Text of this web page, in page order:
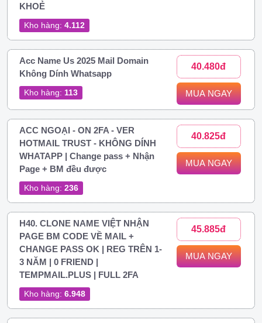
KHOẺ
Kho hàng: 4.112
Acc Name Us 2025 Mail Domain
Không Dính Whatsapp
Kho hàng: 113
40.480đ
MUA NGAY
ACC NGOẠI - ON 2FA - VER
HOTMAIL TRUST - KHÔNG DÍNH
WHATAPP | Change pass + Nhận
Page + BM đều được
Kho hàng: 236
40.825đ
MUA NGAY
H40. CLONE NAME VIỆT NHẬN
PAGE BM CODE VỀ MAIL +
CHANGE PASS OK | REG TRÊN 1-
3 NĂM | 0 FRIEND |
TEMPMAIL.PLUS | FULL 2FA
Kho hàng: 6.948
45.885đ
MUA NGAY